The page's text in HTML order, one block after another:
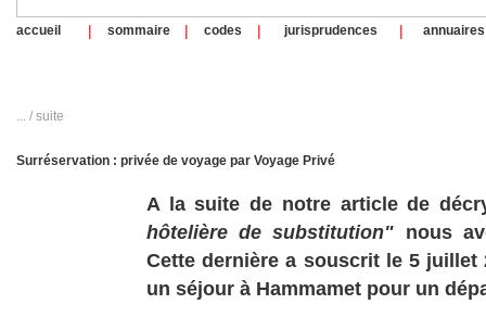
accueil | sommaire | codes | jurisprudences | annuaires
... / suite
Surréservation : privée de voyage par Voyage Privé
A la suite de notre article de
hôtelière de substitution" nous
Cette dernière a souscrit le 5 juillet
un séjour à Hammamet pour un